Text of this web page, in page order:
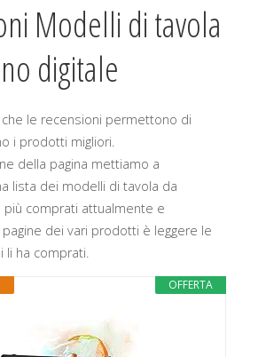
Modelli di tavola
digitale
le recensioni permettono di
i prodotti migliori.
della pagina mettiamo a
lista dei modelli di tavola da
più comprati attualmente e
dei vari prodotti è leggere le
li ha comprati.
OFFERTA